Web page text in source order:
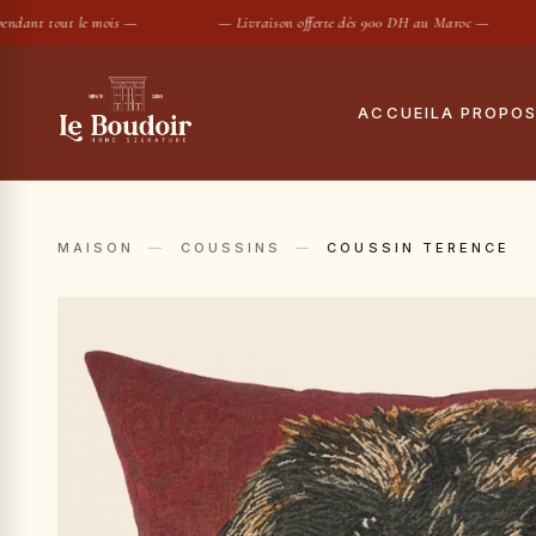
tout le mois — — Livraison offerte dès 900 DH au Maroc —
ACCUEILA PROPOS
Le showroom
Contact
MAISON — COUSSINS — COUSSIN TERENCE